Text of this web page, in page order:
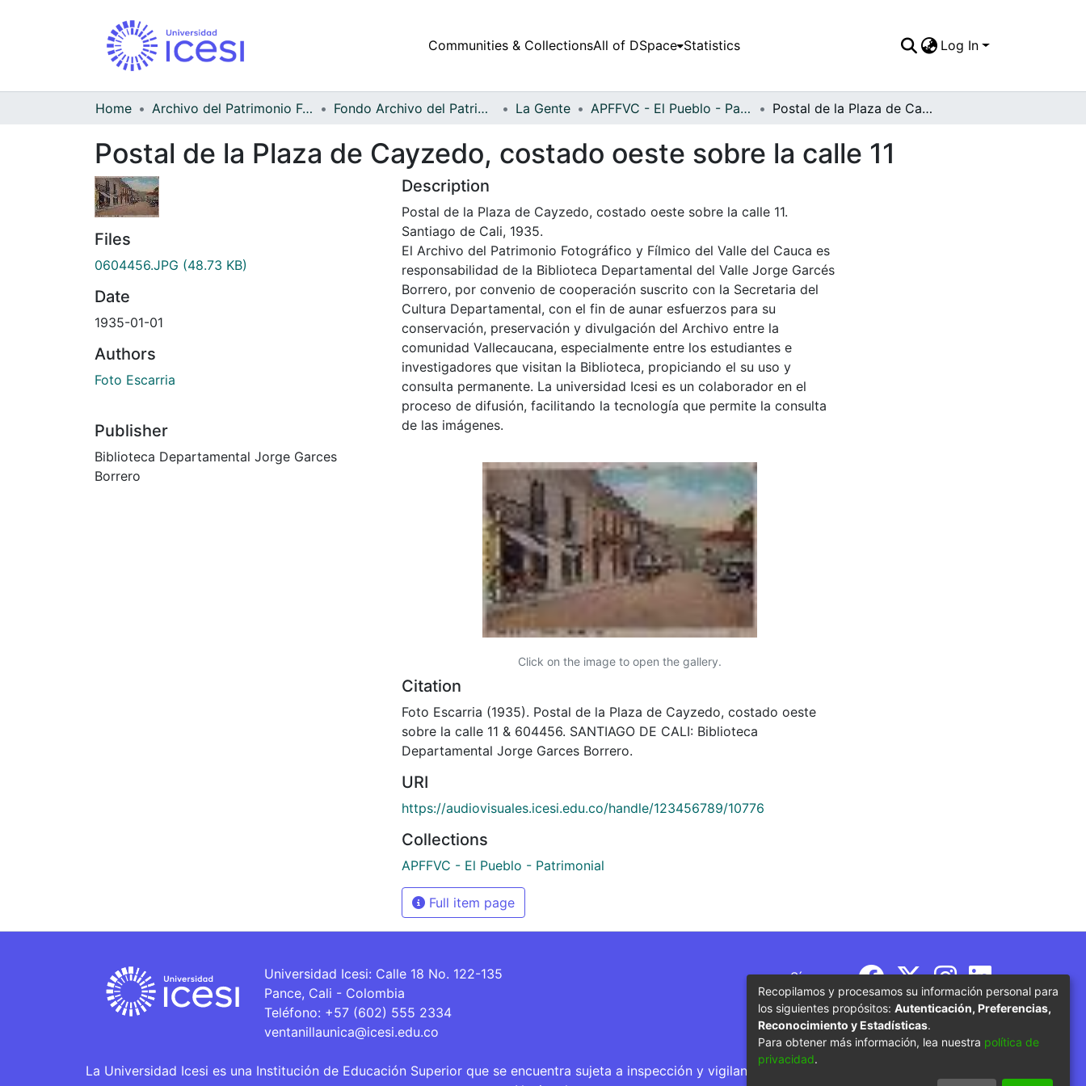
Communities & CollectionsAll of DSpace Statistics Log In
Home Archivo del Patrimonio Fotográfico y Fílmico del Valle del Cauca Fondo Archivo del Patrimonio Fotográfico y Fílmico del Valle del Cauca La Gente APFFVC - El Pueblo - Patrimonial Postal de la Plaza de Cayzedo, costado oeste sobre la calle 11
Postal de la Plaza de Cayzedo, costado oeste sobre la calle 11
Files
0604456.JPG (48.73 KB)
Date
1935-01-01
Authors
Foto Escarria
Publisher
Biblioteca Departamental Jorge Garces
Borrero
Description
Postal de la Plaza de Cayzedo, costado oeste sobre la calle 11.
Santiago de Cali, 1935.
El Archivo del Patrimonio Fotográfico y Fílmico del Valle del Cauca es
responsabilidad de la Biblioteca Departamental del Valle Jorge Garcés
Borrero, por convenio de cooperación suscrito con la Secretaria del
Cultura Departamental, con el fin de aunar esfuerzos para su
conservación, preservación y divulgación del Archivo entre la
comunidad Vallecaucana, especialmente entre los estudiantes e
investigadores que visitan la Biblioteca, propiciando el su uso y
consulta permanente. La universidad Icesi es un colaborador en el
proceso de difusión, facilitando la tecnología que permite la consulta
de las imágenes.
Click on the image to open the gallery.
Citation
Foto Escarria (1935). Postal de la Plaza de Cayzedo, costado oeste
sobre la calle 11 & 604456. SANTIAGO DE CALI: Biblioteca
Departamental Jorge Garces Borrero.
URI
https://audiovisuales.icesi.edu.co/handle/123456789/10776
Collections
APFFVC - El Pueblo - Patrimonial
Full item page
Universidad Icesi: Calle 18 No. 122-135
Pance, Cali - Colombia
Teléfono: +57 (602) 555 2334
ventanillaunica@icesi.edu.co
Síguenos
La Universidad Icesi es una Institución de Educación Superior que se encuentra sujeta a inspección y vigilancia por parte del Ministerio de Educación
Recopilamos y procesamos su información personal para
los siguientes propósitos: Autenticación, Preferencias,
Reconocimiento y Estadísticas.
Para obtener más información, lea nuestra política de
privacidad.